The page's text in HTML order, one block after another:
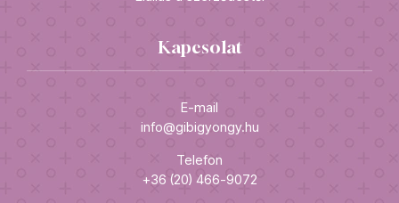
Kapcsolat
E-mail
info@gibigyongy.hu
Telefon
+36 (20) 466-9072